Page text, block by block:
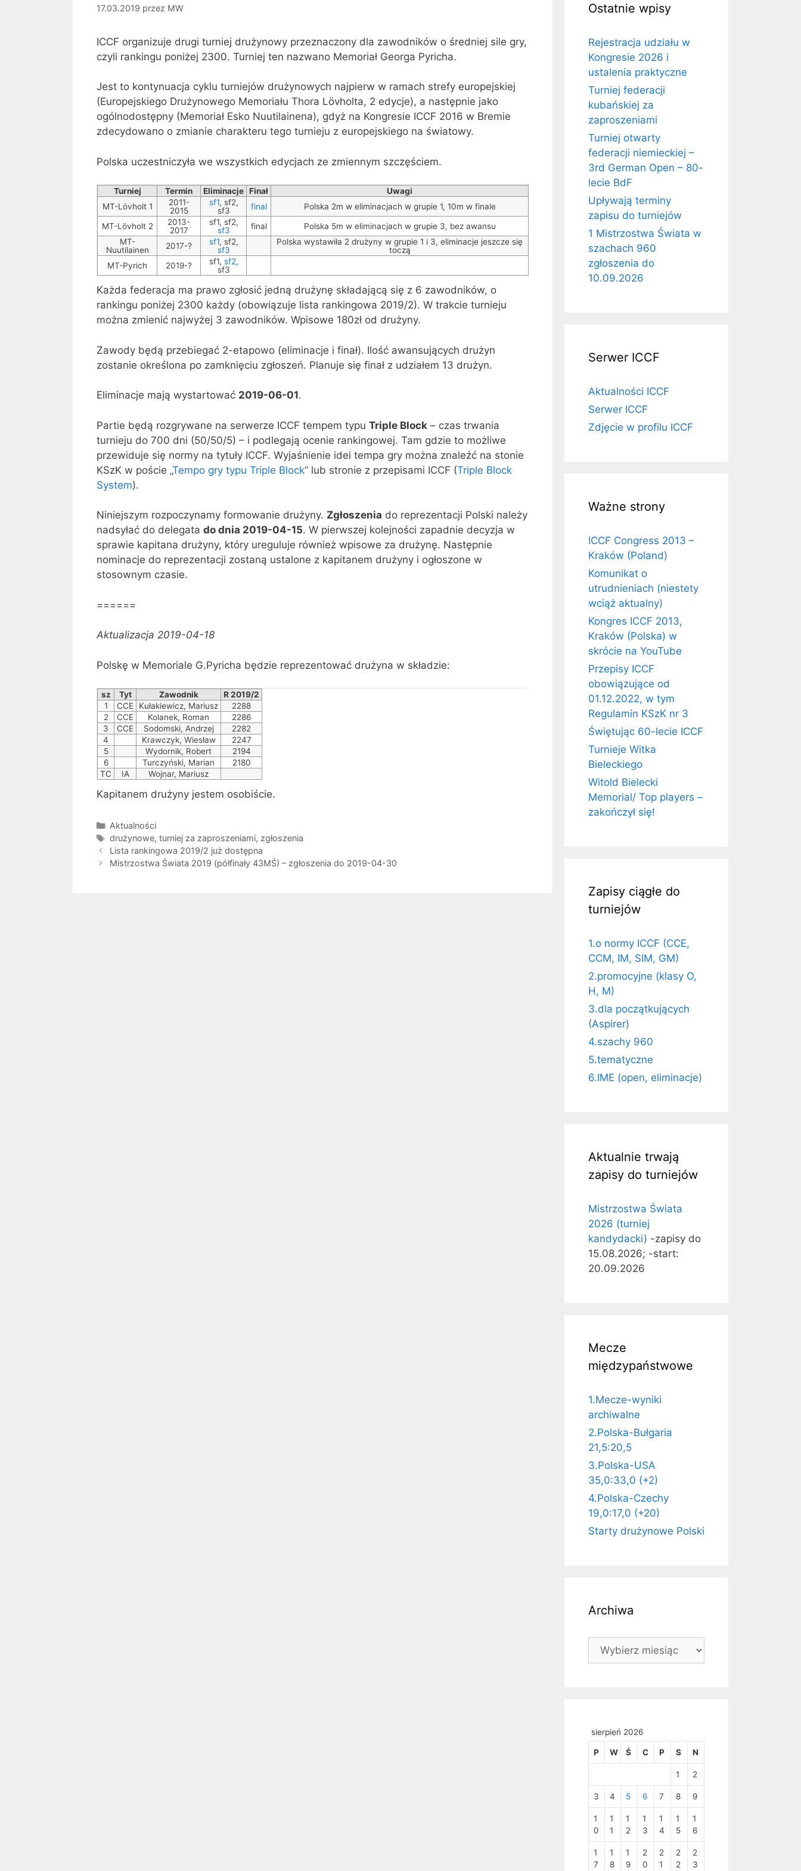
17.03.2019 przez MW
ICCF organizuje drugi turniej drużynowy przeznaczony dla zawodników o średniej sile gry,
czyli rankingu poniżej 2300. Turniej ten nazwano Memoriał Georga Pyricha.
Jest to kontynuacja cyklu turniejów drużynowych najpierw w ramach strefy europejskiej
(Europejskiego Drużynowego Memoriału Thora Lövholta, 2 edycje), a następnie jako
ogólnodostępny (Memoriał Esko Nuutilainena), gdyż na Kongresie ICCF 2016 w Bremie
zdecydowano o zmianie charakteru tego turnieju z europejskiego na światowy.
Polska uczestniczyła we wszystkich edycjach ze zmiennym szczęściem.
Turniej Termin Eliminacje Finał
Uwagi
MT-Lövholt 1
2011-
2015
sf1, sf2,
sf3
final Polska 2m w eliminacjach w grupie 1, 10m w finale
MT-Lövholt 2
2013-
2017
sf1, sf2,
sf3
final
Polska 5m w eliminacjach w grupie 3, bez awansu
MT-
Nuutilainen
2017-? sf1, sf2,
sf3
Polska wystawiła 2 drużyny w grupie 1 i 3, eliminacje jeszcze się
toczą
MT-Pyrich
2019-? sf1, sf2,
sf3
Każda federacja ma prawo zgłosić jedną drużynę składającą się z 6 zawodników, o
rankingu poniżej 2300 każdy (obowiązuje lista rankingowa 2019/2). W trakcie turnieju
można zmienić najwyżej 3 zawodników. Wpisowe 180zł od drużyny.
Zawody będą przebiegać 2-etapowo (eliminacje i finał). Ilość awansujących drużyn
zostanie określona po zamknięciu zgłoszeń. Planuje się finał z udziałem 13 drużyn.
Eliminacje mają wystartować 2019-06-01.
Partie będą rozgrywane na serwerze ICCF tempem typu Triple Block – czas trwania
turnieju do 700 dni (50/50/5) – i podlegają ocenie rankingowej. Tam gdzie to możliwe
przewiduje się normy na tytuły ICCF. Wyjaśnienie idei tempa gry można znaleźć na stonie
KSzK w poście „Tempo gry typu Triple Block” lub stronie z przepisami ICCF (Triple Block
System).
Niniejszym rozpoczynamy formowanie drużyny. Zgłoszenia do reprezentacji Polski należy
nadsyłać do delegata do dnia 2019-04-15. W pierwszej kolejności zapadnie decyzja w
sprawie kapitana drużyny, który ureguluje również wpisowe za drużynę. Następnie
nominacje do reprezentacji zostaną ustalone z kapitanem drużyny i ogłoszone w
stosownym czasie.
======
Aktualizacja 2019-04-18
Polskę w Memoriale G.Pyricha będzie reprezentować drużyna w składzie:
sz Tyt Zawodnik
R 2019/2
1
CCE Kułakiewicz, Mariusz
2288
2
CCE Kolanek, Roman
2286
3
CCE Sodomski, Andrzej
2282
4
Krawczyk, Wiesław
2247
5
Wydornik, Robert
2194
6
Turczyński, Marian
2180
TC
IA Wojnar, Mariusz
Kapitanem drużyny jestem osobiście.
Kategorie
Aktualności
Tagi
drużynowe, turniej za zaproszeniami, zgłoszenia
Lista rankingowa 2019/2 już dostępna
Mistrzostwa Świata 2019 (półfinały 43MŚ) – zgłoszenia do 2019-04-30
Ostatnie wpisy
Rejestracja udziału w
Kongresie 2026 i
ustalenia praktyczne
Turniej federacji
kubańskiej za
zaproszeniami
Turniej otwarty
federacji niemieckiej –
3rd German Open – 80-
lecie BdF
Upływają terminy
zapisu do turniejów
1 Mistrzostwa Świata w
szachach 960
zgłoszenia do
10.09.2026
Serwer ICCF
Aktualności ICCF
Serwer ICCF
Zdjęcie w profilu ICCF
Ważne strony
ICCF Congress 2013 –
Kraków (Poland)
Komunikat o
utrudnieniach (niestety
wciąż aktualny)
Kongres ICCF 2013,
Kraków (Polska) w
skrócie na YouTube
Przepisy ICCF
obowiązujące od
01.12.2022, w tym
Regulamin KSzK nr 3
Świętując 60-lecie ICCF
Turnieje Witka
Bieleckiego
Witold Bielecki
Memorial/ Top players –
zakończył się!
Zapisy ciągłe do
turniejów
1.o normy ICCF (CCE,
CCM, IM, SIM, GM)
2.promocyjne (klasy O,
H, M)
3.dla początkujących
(Aspirer)
4.szachy 960
5.tematyczne
6.IME (open, eliminacje)
Aktualnie trwają
zapisy do turniejów
Mistrzostwa Świata
2026 (turniej
kandydacki) -zapisy do
15.08.2026; -start:
20.09.2026
Mecze
międzypaństwowe
1.Mecze-wyniki
archiwalne
2.Polska-Bułgaria
21,5:20,5
3.Polska-USA
35,0:33,0 (+2)
4.Polska-Czechy
19,0:17,0 (+20)
Starty drużynowe Polski
Archiwa
Archiwa
sierpień 2026
P W Ś C P S N
1 2
3 4 5 6 7 8 9
1
0
1
1
1
2
1
3
1
4
1
5
1
6
1
7
1
8
1
9
2
0
2
1
2
2
2
3